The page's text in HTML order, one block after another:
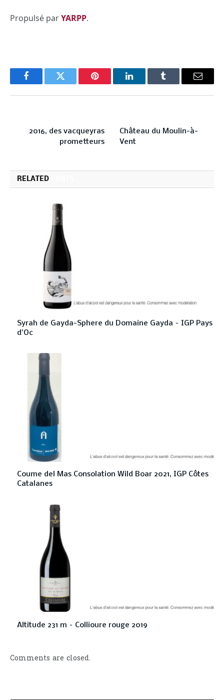
Propulsé parYARPP.
FacebookTwitter Pinterest LinkedInTumblr Email
2016, des vacqueyras
prometteurs
Château du Moulin-à-
Vent
RELATED
Syrah de Gayda-Sphere du Domaine Gayda – IGP Pays
d’Oc
Coume del Mas Consolation Wild Boar 2021, IGP Côtes
Catalanes
Altitude 231 m – Collioure rouge 2019
Comments are closed.